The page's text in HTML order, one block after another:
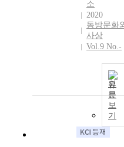
소
2020
동방문화
사상
Vol.9 No.-
원
문
보
기